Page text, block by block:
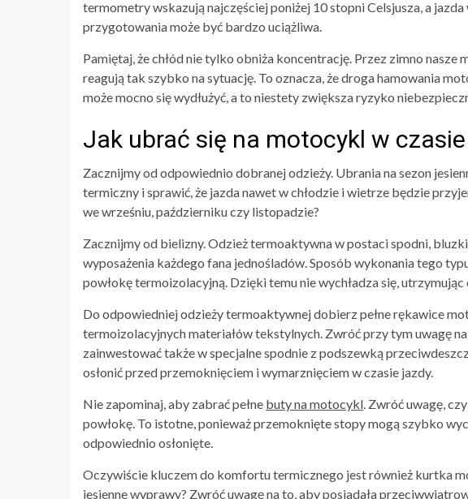
termometry wskazują najczęściej poniżej 10 stopni Celsjusza, a
przygotowania może być bardzo uciążliwa.
Pamiętaj, że chłód nie tylko obniża koncentrację. Przez zimno nasze
reagują tak szybko na sytuację. To oznacza, że droga hamowania
może mocno się wydłużyć, a to niestety zwiększa ryzyko
Jak ubrać się na motocykl w
Zacznijmy od odpowiednio dobranej odzieży. Ubrania na sezon
termiczny i sprawić, że jazda nawet w chłodzie i wietrze będzie
we wrześniu, październiku czy listopadzie?
Zacznijmy od bielizny. Odzież termoaktywna w postaci spodni,
wyposażenia każdego fana jednośladów. Sposób wykonania tego
powłokę termoizolacyjną. Dzięki temu nie wychładza się, utrzymując
Do odpowiedniej odzieży termoaktywnej dobierz pełne rękawice
termoizolacyjnych materiałów tekstylnych. Zwróć przy tym uwagę
zainwestować także w specjalne spodnie z podszewką
osłonić przed przemoknięciem i wymarznięciem w czasie jazdy.
Nie zapominaj, aby zabrać pełne buty na motocykl. Zwróć uwagę,
powłokę. To istotne, ponieważ przemoknięte stopy mogą szybko
odpowiednio osłonięte.
Oczywiście kluczem do komfortu termicznego jest również kurtka
jesienne wyprawy? Zwróć uwagę na to, aby posiadała